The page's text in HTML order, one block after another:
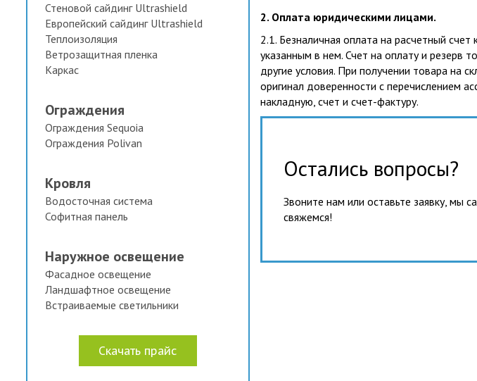
Стеновой сайдинг Ultrashield
Европейский сайдинг Ultrashield
Теплоизоляция
Ветрозащитная пленка
Каркас
Ограждения
Ограждения Sequoia
Ограждения Polivan
Кровля
Водосточная система
Софитная панель
Наружное освещение
Фасадное освещение
Ландшафтное освещение
Встраиваемые светильники
Скачать прайс
2. Оплата юридическими лицами.
2.1. Безналичная оплата на расчетный
указанным в нем. Счет на оплату и резерв
другие условия. При получении товара на
оригинал доверенности с перечислением
накладную, счет и счет-фактуру.
Остались вопросы?
Звоните нам или оставьте заявку, мы
свяжемся!